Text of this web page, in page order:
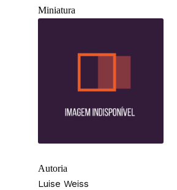
Miniatura
Autoria
Luise Weiss